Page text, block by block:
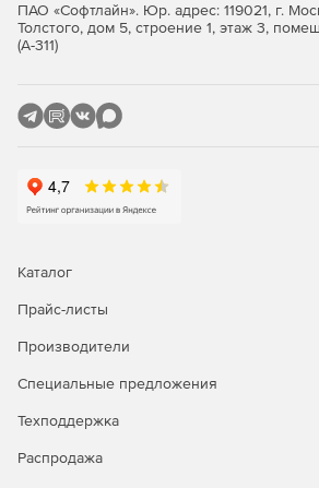
«Трассах», а также для
Модуль «Геомодель»
геологические разрезы и колонки).
отображение разреза на
ПАО «Софтлайн». Юр. адрес: 119021, г.
Толстого, дом 5, строение 1, этаж 3,
(А-311)
Каталог
Прайс-листы
Производители
Специальные предложения
Техподдержка
Распродажа